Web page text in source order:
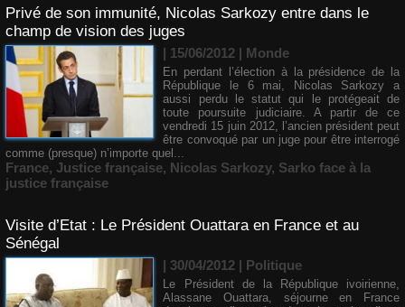
Privé de son immunité, Nicolas Sarkozy entre dans le
champ de vision des juges
| 15/06/2012 | Monde
En perdant l’élection à la présidence de la
République le 6 mai, Nicolas Sarkozy a
aussi perdu le statut qui le protégeait de
toute poursuite judiciaire. A partir de ce
vendredi 15 juin 2012, l’ancien président peut
être convoqué par un juge pour être interrogé
comme (presque) n’importe quel...
France, Justice française, Nicolas Sarkozy, Sarko face à la
justice française
Visite d’Etat : Le Président Ouattara en France et au
Sénégal
| 30/04/2012 | Politique
Le Président de la République ivoirienne,
Alassane Ouattara, séjourne en France